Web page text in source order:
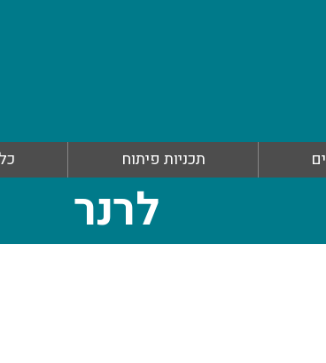
תכניות פיתוח
לרנר